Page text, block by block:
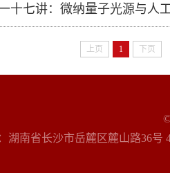
十七讲：微纳量子光源与人
上页 1 下页
湖南省长沙市岳麓区麓山路36